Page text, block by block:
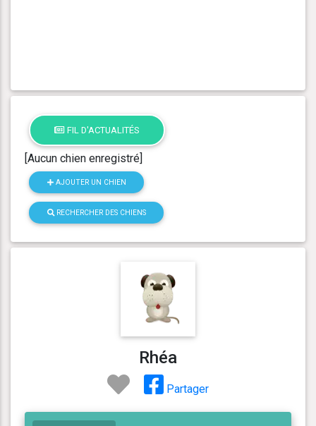
FIL D'ACTUALITÉS
[Aucun chien enregistré]
AJOUTER UN CHIEN
RECHERCHER DES CHIENS
Rhéa
Partager